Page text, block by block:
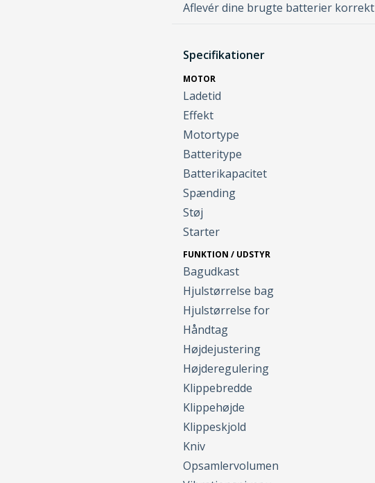
Aflevér dine brugte batterier korrekt
Specifikationer
MOTOR
Ladetid
Effekt
Motortype
Batteritype
Batterikapacitet
Spænding
Støj
Starter
FUNKTION / UDSTYR
Bagudkast
Hjulstørrelse bag
Hjulstørrelse for
Håndtag
Højdejustering
Højderegulering
Klippebredde
Klippehøjde
Klippeskjold
Kniv
Opsamlervolumen